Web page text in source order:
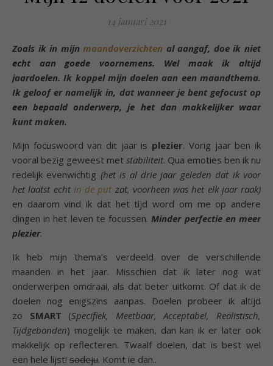
14 januari 2021
Zoals ik in mijnmaandoverzichten al aangaf, doe ik niet
echt aan goede voornemens. Wel maak ik altijd
jaardoelen. Ik koppel mijn doelen aan een maandthema.
Ik geloof er namelijk in, dat wanneer je bent gefocust op
een bepaald onderwerp, je het dan makkelijker waar
kunt maken.
Mijn focuswoord van dit jaar is plezier. Vorig jaar ben ik
vooral bezig geweest met stabiliteit. Qua emoties ben ik nu
redelijk evenwichtig (het is al drie jaar geleden dat ik voor
het laatst echt in de put zat, voorheen was het elk jaar raak)
en daarom vind ik dat het tijd word om me op andere
dingen in het leven te focussen. Minder perfectie en meer
plezier.
Ik heb mijn thema’s verdeeld over de verschillende
maanden in het jaar. Misschien dat ik later nog wat
onderwerpen omdraai, als dat beter uitkomt. Of dat ik de
doelen nog enigszins aanpas. Doelen probeer ik altijd
zo SMART (Specifiek, Meetbaar, Acceptabel, Realistisch,
Tijdgebonden) mogelijk te maken, dan kan ik er later ook
makkelijk op reflecteren. Twaalf doelen, dat is best wel
een hele lijst! sodeju. Komt ie dan..